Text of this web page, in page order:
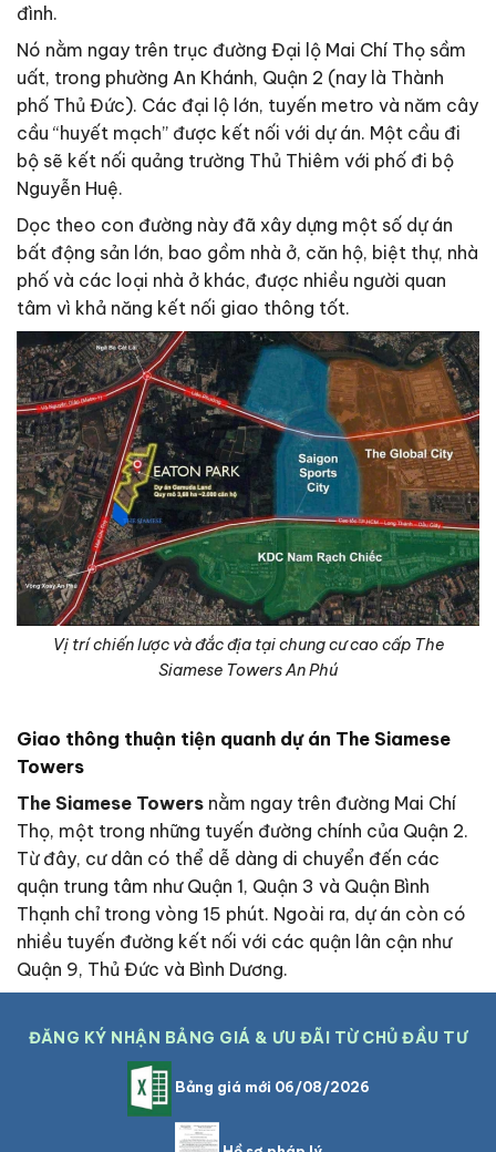
đình.
Nó nằm ngay trên trục đường Đại lộ Mai Chí Thọ sầm
uất, trong phường An Khánh, Quận 2 (nay là Thành
phố Thủ Đức). Các đại lộ lớn, tuyến metro và năm cây
cầu “huyết mạch” được kết nối với dự án. Một cầu đi
bộ sẽ kết nối quảng trường Thủ Thiêm với phố đi bộ
Nguyễn Huệ.
Dọc theo con đường này đã xây dựng một số dự án
bất động sản lớn, bao gồm nhà ở, căn hộ, biệt thự, nhà
phố và các loại nhà ở khác, được nhiều người quan
tâm vì khả năng kết nối giao thông tốt.
Vị trí chiến lược và đắc địa tại chung cư cao cấp The
Siamese Towers An Phú
Giao thông thuận tiện quanh dự án The Siamese
Towers
The Siamese Towers nằm ngay trên đường Mai Chí
Thọ, một trong những tuyến đường chính của Quận 2.
Từ đây, cư dân có thể dễ dàng di chuyển đến các
quận trung tâm như Quận 1, Quận 3 và Quận Bình
Thạnh chỉ trong vòng 15 phút. Ngoài ra, dự án còn có
nhiều tuyến đường kết nối với các quận lân cận như
Quận 9, Thủ Đức và Bình Dương.
ĐĂNG KÝ NHẬN BẢNG GIÁ & ƯU ĐÃI TỪ CHỦ ĐẦU TƯ
Bảng giá mới 06/08/2026